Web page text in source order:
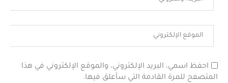
احفظ اسمي، البريد الإلكتروني، والموقع الإلكتروني في هذا
المتصفح للمرة القادمة التي سأعلق فيها.